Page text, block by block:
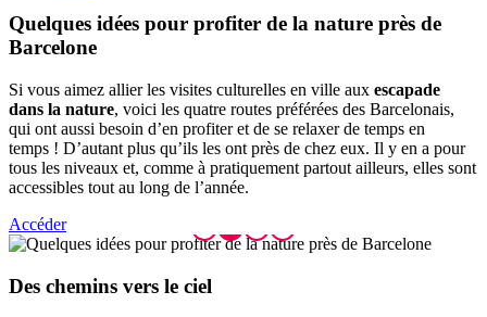
Quelques idées pour profiter de la nature près de
Barcelone
Si vous aimez allier les visites culturelles en ville aux escapade
dans la nature, voici les quatre routes préférées des Barcelonais,
qui ont aussi besoin d’en profiter et de se relaxer de temps en
temps ! D’autant plus qu’ils les ont près de chez eux. Il y en a pour
tous les niveaux et, comme à pratiquement partout ailleurs, elles sont
accessibles tout au long de l’année.
Accéder
Des chemins vers le ciel